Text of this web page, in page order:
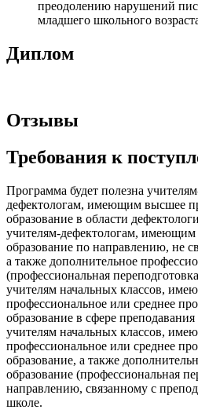
преодолению нарушений
младшего школьного
Диплом
Отзывы
Требования к
Программа будет полезна
дефектологам, имеющим высшее
образование в области
учителям-дефектологам,
образование по направлению, не
а также дополнительное
(профессиональная
учителям начальных классов,
профессиональное или среднее
образование в сфере
учителям начальных классов,
профессиональное или среднее
образование, а также
образование (профессиональная
направлению, связанному с
школе.